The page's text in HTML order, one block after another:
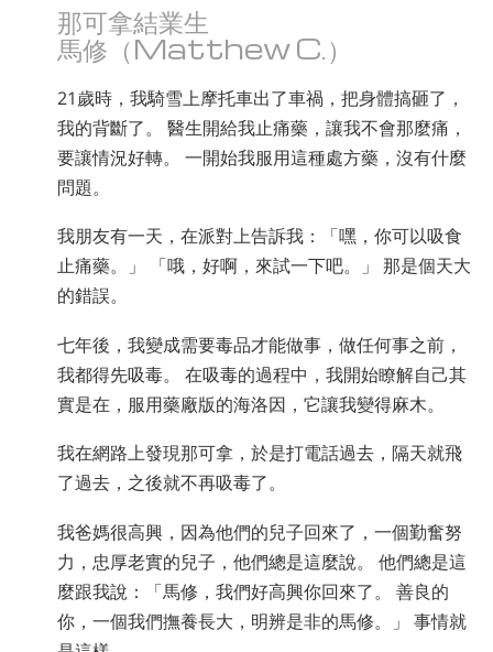
繁體中文
阿拉伯文
烏克蘭文
克羅埃西亞文
那可拿結業生
馬修（Matthew C.）
21歲時，我騎雪上摩托車出了車禍，把身體搞砸了，
我的背斷了。 醫生開給我止痛藥，讓我不會那麼痛，
要讓情況好轉。 一開始我服用這種處方藥，沒有什麼
問題。
我朋友有一天，在派對上告訴我：「嘿，你可以吸食
止痛藥。」 「哦，好啊，來試一下吧。」 那是個天大
的錯誤。
七年後，我變成需要毒品才能做事，做任何事之前，
我都得先吸毒。 在吸毒的過程中，我開始瞭解自己其
實是在，服用藥廠版的海洛因，它讓我變得麻木。
我在網路上發現那可拿，於是打電話過去，隔天就飛
了過去，之後就不再吸毒了。
我爸媽很高興，因為他們的兒子回來了，一個勤奮努
力，忠厚老實的兒子，他們總是這麼說。 他們總是這
麼跟我說：「馬修，我們好高興你回來了。 善良的
你，一個我們撫養長大，明辨是非的馬修。」 事情就